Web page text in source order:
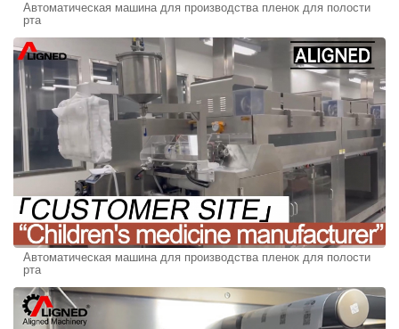
Автоматическая машина для производства пленок для полости
рта
Автоматическая машина для производства пленок для полости
рта